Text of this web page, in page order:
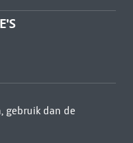
gebruik dan de